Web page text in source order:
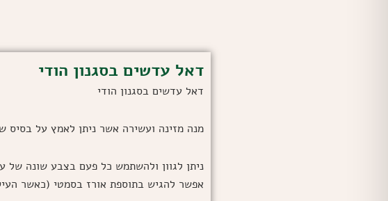
דאל עדשים בסגנון הודי
דאל עדשים בסגנון הודי
מנה מזינה ועשירה אשר ניתן לאמץ על בסיס
ניתן לגוון ולהשתמש כל פעם בצבע שונה של
אפשר להגיש בתוספת אורז בסמטי (כאשר